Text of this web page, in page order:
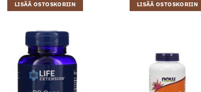
LISÄÄ OSTOSKORIIN LISÄÄ OSTOSKORIIN